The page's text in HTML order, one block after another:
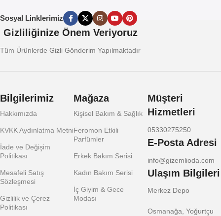
Sosyal Linklerimiz
Gizliliğinize Önem Veriyoruz
Tüm Ürünlerde Gizli Gönderim Yapılmaktadır
Bilgilerimiz
Hakkımızda
KVKK Aydınlatma Metni
İade ve Değişim
Politikası
Mesafeli Satış
Sözleşmesi
Gizlilik ve Çerez
Politikası
Mağaza
Kişisel Bakım & Sağlık
Feromon Etkili
Parfümler
Erkek Bakım Serisi
Kadın Bakım Serisi
İç Giyim & Gece
Modası
Müşteri
Hizmetleri
05330275250
E-Posta Adresi
info@gizemlioda.com
Ulaşım Bilgileri
Merkez Depo
Osmanağa, Yoğurtçu